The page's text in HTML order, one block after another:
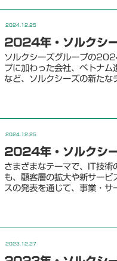
2024.12.25
2024年・ソルクシ
ソルクシーズグループの
プに加わった会社、ベトナ
など、ソルクシーズの新たな
2024.12.25
2024年・ソルクシ
さまざまなテーマで、IT技
も、顧客層の拡大や新サー
スの発表を通じて、事業・サ
2023.12.27